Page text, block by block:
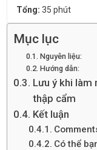
Tổng: 35 phút
Mục lục
Nguyên liệu:
Hướng dẫn:
Lưu ý khi làm
thập cẩm
Kết luận
Có thể